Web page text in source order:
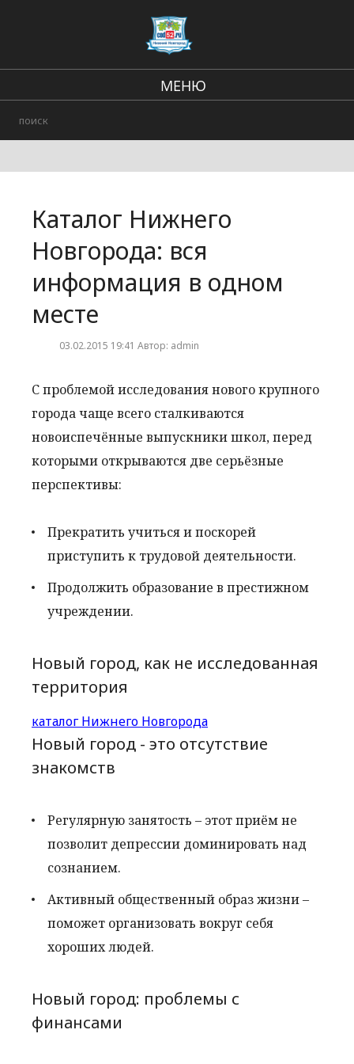
МЕНЮ
Городские события
Каталог Нижнего
Новгорода: вся
информация в одном
месте
03.02.2015 19:41 Автор: admin
С проблемой исследования нового крупного
города чаще всего сталкиваются
новоиспечённые выпускники школ, перед
которыми открываются две серьёзные
перспективы:
Прекратить учиться и поскорей
приступить к трудовой деятельности.
Продолжить образование в престижном
учреждении.
Новый город, как не исследованная
территория
каталог Нижнего Новгорода
Новый город - это отсутствие
знакомств
Регулярную занятость – этот приём не
позволит депрессии доминировать над
сознанием.
Активный общественный образ жизни –
поможет организовать вокруг себя
хороших людей.
Новый город: проблемы с
финансами